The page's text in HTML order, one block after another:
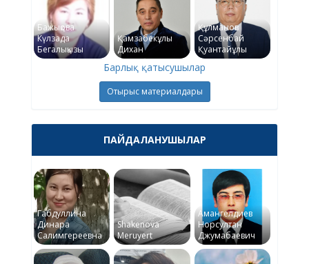
Бажықова
Күлзада
Бегалықызы
Қамзабекұлы
Дихан
Құлманов
Сәрсенбай
Қуантайұлы
Барлық қатысушылар
Отырыс материалдары
ПАЙДАЛАНУШЫЛАР
Габдуллина
Динара
Салимгереевна
Shakenova
Meruyert
Амангелдиев
Норсултан
Джумабаевич